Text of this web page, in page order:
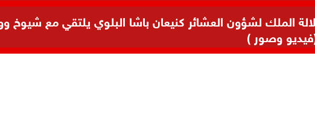
الملك لشؤون العشائر كنيعان باشا البلوي يلتقي مع شيوخ
وصور )